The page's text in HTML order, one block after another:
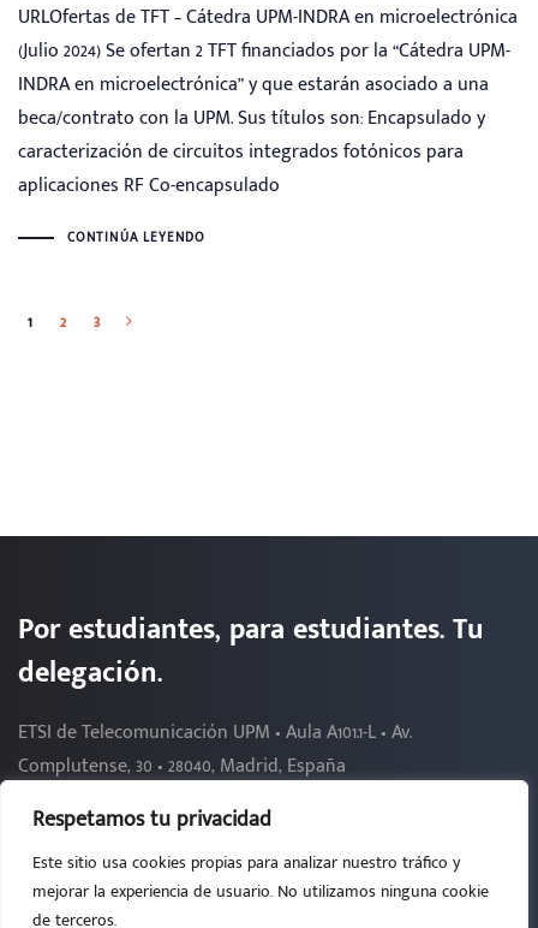
Respetamos tu privacidad
Este sitio usa cookies propias para analizar nuestro tráfico y
mejorar la experiencia de usuario. No utilizamos ninguna cookie
de terceros.
URLOfertas de TFT – Cátedra UPM-INDRA en microelectrónica
(Julio 2024) Se ofertan 2 TFT financiados por la “Cátedra UPM-
INDRA en microelectrónica” y que estarán asociado a una
beca/contrato con la UPM. Sus títulos son: Encapsulado y
caracterización de circuitos integrados fotónicos para
aplicaciones RF Co-encapsulado
CONTINÚA LEYENDO
1 2 3
Por estudiantes, para estudiantes. Tu
delegación.
ETSI de Telecomunicación UPM • Aula A101.1-L • Av.
Complutense, 30 • 28040, Madrid, España
2026 - DELEGACIÓN DE ALUMNOS DE TELECOMUNICACIÓN
da.etsit(at)upm.es